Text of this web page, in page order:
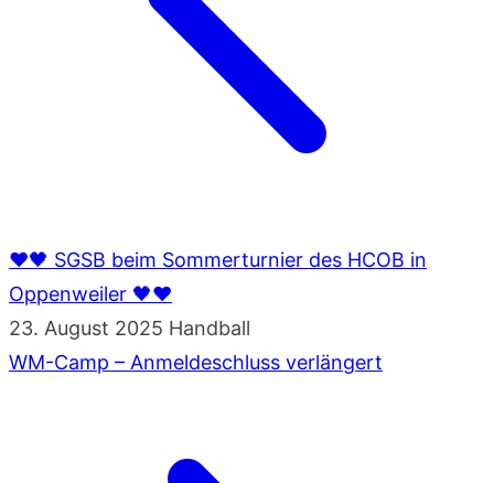
❤🖤 SGSB beim Sommerturnier des HCOB in
Oppenweiler 🖤❤
23. August 2025 Handball
WM-Camp – Anmeldeschluss verlängert